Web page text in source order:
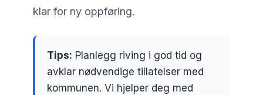
klar for ny oppføring.
Tips: Planlegg riving i god tid og
avklar nødvendige tillatelser med
kommunen. Vi hjelper deg med